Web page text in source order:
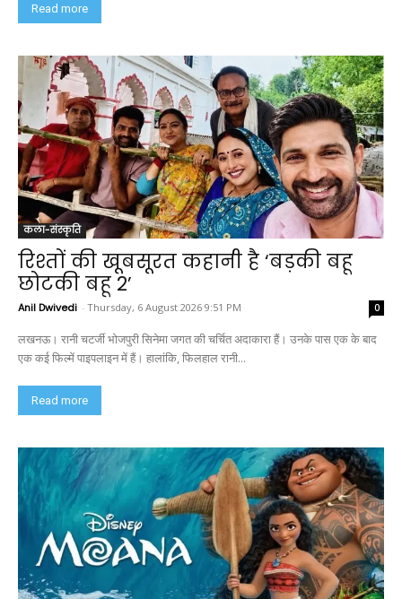
Read more
कला-संस्कृति
रिश्तों की खूबसूरत कहानी है ‘बड़की बहू
छोटकी बहू 2’
Anil Dwivedi - Thursday, 6 August 2026 9:51 PM 0
लखनऊ। रानी चटर्जी भोजपुरी सिनेमा जगत की चर्चित अदाकारा हैं। उनके पास एक के बाद
एक कई फिल्में पाइपलाइन में हैं। हालांकि, फिलहाल रानी...
Read more